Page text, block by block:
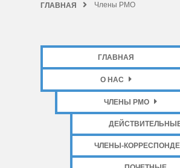
ГЛАВНАЯ Члены РМО
ГЛАВНАЯ
О НАС
ЧЛЕНЫ РМО
ЧЛЕНЫ-